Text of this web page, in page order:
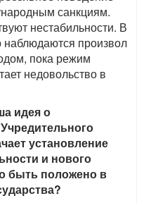
санкциям.
нестабильности. В
произвол
пока режим
недовольство в
идея о
установление
и нового
быть положено в